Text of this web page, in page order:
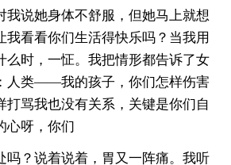
说她身体不舒服，但她马上就想
我看看你们生活得快乐吗？当我用
么时，一怔。我把情形都告诉了女
人类——我的孩子，你们怎样伤害
打骂我也没有关系，关键是你们自
心呀，你们
？说着说着，胃又一阵痛。我听